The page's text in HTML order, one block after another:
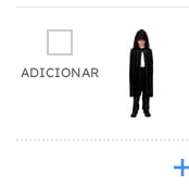
ADICIONAR